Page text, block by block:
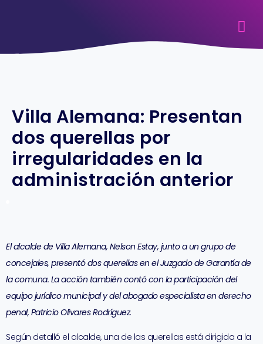
Villa Alemana: Presentan
dos querellas por
irregularidades en la
administración anterior
El alcalde de Villa Alemana, Nelson Estay, junto a un grupo de
concejales, presentó dos querellas en el Juzgado de Garantía de
la comuna. La acción también contó con la participación del
equipo jurídico municipal y del abogado especialista en derecho
penal, Patricio Olivares Rodríguez.
Según detalló el alcalde, una de las querellas está dirigida a la